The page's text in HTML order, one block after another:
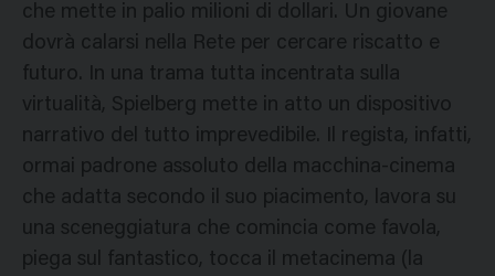
che mette in palio milioni di dollari. Un giovane
dovrà calarsi nella Rete per cercare riscatto e
futuro. In una trama tutta incentrata sulla
virtualità, Spielberg mette in atto un dispositivo
narrativo del tutto imprevedibile. Il regista, infatti,
ormai padrone assoluto della macchina-cinema
che adatta secondo il suo piacimento, lavora su
una sceneggiatura che comincia come favola,
piega sul fantastico, tocca il metacinema (la